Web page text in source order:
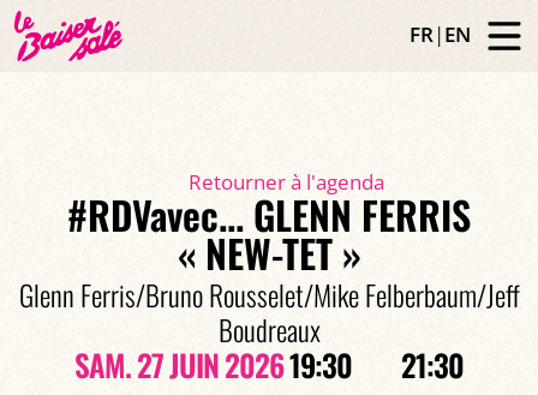
FR|EN
Retourner à l'agenda
#RDVavec... GLENN FERRIS
« NEW-TET »
Glenn Ferris/Bruno Rousselet/Mike Felberbaum/Jeff
Boudreaux
SAM. 27 JUIN 202619:30 21:30